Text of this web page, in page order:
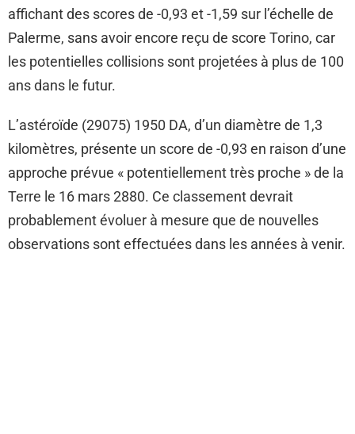
affichant des scores de -0,93 et -1,59 sur l’échelle de
Palerme, sans avoir encore reçu de score Torino, car
les potentielles collisions sont projetées à plus de 100
ans dans le futur.
L’astéroïde (29075) 1950 DA, d’un diamètre de 1,3
kilomètres, présente un score de -0,93 en raison d’une
approche prévue « potentiellement très proche » de la
Terre le 16 mars 2880. Ce classement devrait
probablement évoluer à mesure que de nouvelles
observations sont effectuées dans les années à venir.